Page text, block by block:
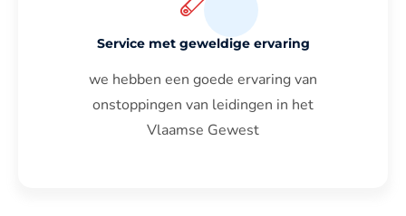
Service met geweldige ervaring
we hebben een goede ervaring van
onstoppingen van leidingen in het
Vlaamse Gewest